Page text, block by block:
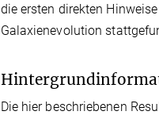
die ersten direkten
Galaxienevolution
Die hier beschriebenen